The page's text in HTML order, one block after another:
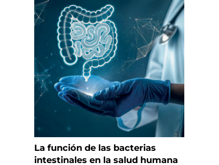
La función de las bacterias
intestinales en la salud humana